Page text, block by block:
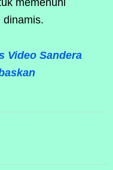
memenuhi
dinamis.
Video Sandera